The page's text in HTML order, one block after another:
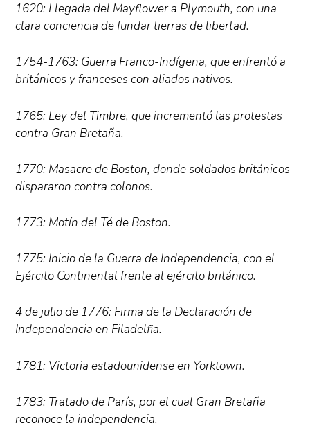
1620: Llegada del Mayflower a Plymouth, con una
clara conciencia de fundar tierras de libertad.
1754-1763: Guerra Franco-Indígena, que enfrentó a
británicos y franceses con aliados nativos.
1765: Ley del Timbre, que incrementó las protestas
contra Gran Bretaña.
1770: Masacre de Boston, donde soldados británicos
dispararon contra colonos.
1773: Motín del Té de Boston.
1775: Inicio de la Guerra de Independencia, con el
Ejército Continental frente al ejército británico.
4 de julio de 1776: Firma de la Declaración de
Independencia en Filadelfia.
1781: Victoria estadounidense en Yorktown.
1783: Tratado de París, por el cual Gran Bretaña
reconoce la independencia.